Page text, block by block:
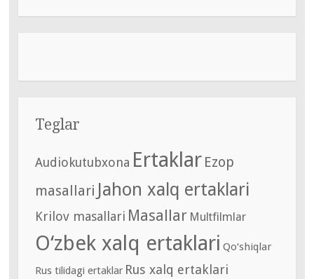
Teglar
Audiokutubxona Ertaklar Ezop
masallari Jahon xalq ertaklari
Krilov masallari Masallar Multfilmlar
O‘zbek xalq ertaklari Qo‘shiqlar
Rus tilidagi ertaklar Rus xalq ertaklari